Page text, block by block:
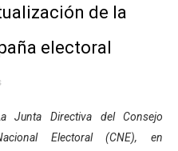
realizó una jornada
gratuito de electrónica
grado para promover el
seguridad ciudadana
de la
electoral
Junta Directiva del Consejo
Electoral (CNE), en